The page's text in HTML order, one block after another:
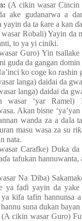
: (A cikin wasar Cincin
ake gudanarwa a
yayin da ta ƙare a kan ɗ
Robali) Yayin da
to ya yi ciniki.
Guro) Yin tsallake
guda da gangan domin
ko coge ko rashin
langa) daidai da
langa) daidai da
wasar ‘yar Ramel)
Akan bisne ‘ya’yan
wanda za a dala
masu wasa za su riƙ
nata.
Carafke) Duka da
ɗa tafukan hannuwanta,
Na Ɗiba)
ya faɗi yayin da yake
ya kifa tafin hannunsa
hannu suna dukan bayan
(A cikin wasar Guro)